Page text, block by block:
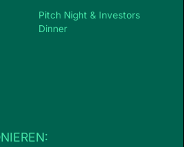
Pitch Night & Investors
Dinner